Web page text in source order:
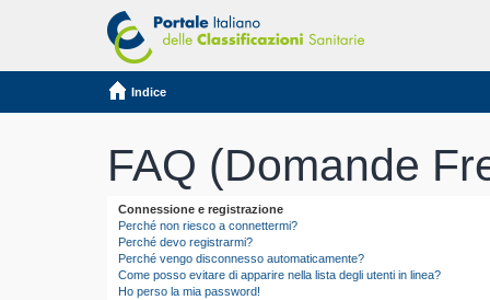
Indice
FAQ (Domande
Connessione e registrazione
Perché non riesco a connettermi?
Perché devo registrarmi?
Perché vengo disconnesso automaticamente?
Come posso evitare di apparire nella lista degli utenti in linea?
Ho perso la mia password!